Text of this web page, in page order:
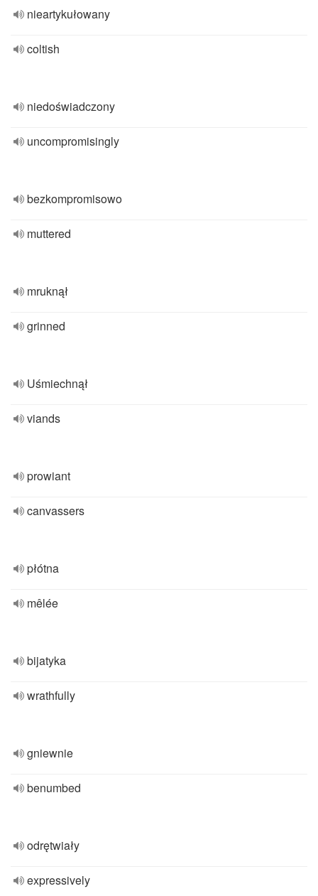
nieartykułowany
coltish
niedoświadczony
uncompromisingly
bezkompromisowo
muttered
mruknął
grinned
Uśmiechnął
viands
prowiant
canvassers
płótna
mêlée
bijatyka
wrathfully
gniewnie
benumbed
odrętwiały
expressively